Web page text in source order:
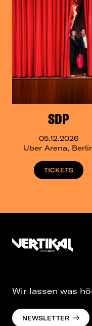
SDP
05.12.2026
Uber Arena,
TICKETS
Wir lassen was
NEWSLETTER